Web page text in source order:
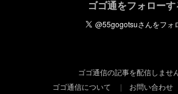
ゴゴ通をフォローす
ゴゴ通信の記事を配信しませ
ゴゴ通信について
お問い合わせ